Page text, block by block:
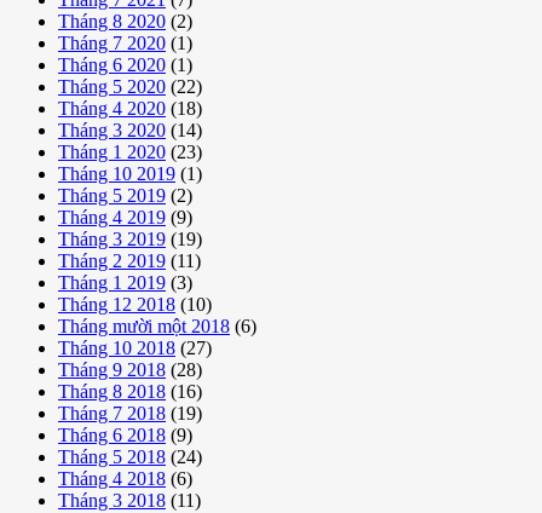
Tháng 8 2020 (2)
Tháng 7 2020 (1)
Tháng 6 2020 (1)
Tháng 5 2020 (22)
Tháng 4 2020 (18)
Tháng 3 2020 (14)
Tháng 1 2020 (23)
Tháng 10 2019 (1)
Tháng 5 2019 (2)
Tháng 4 2019 (9)
Tháng 3 2019 (19)
Tháng 2 2019 (11)
Tháng 1 2019 (3)
Tháng 12 2018 (10)
Tháng mười một 2018 (6)
Tháng 10 2018 (27)
Tháng 9 2018 (28)
Tháng 8 2018 (16)
Tháng 7 2018 (19)
Tháng 6 2018 (9)
Tháng 5 2018 (24)
Tháng 4 2018 (6)
Tháng 3 2018 (11)